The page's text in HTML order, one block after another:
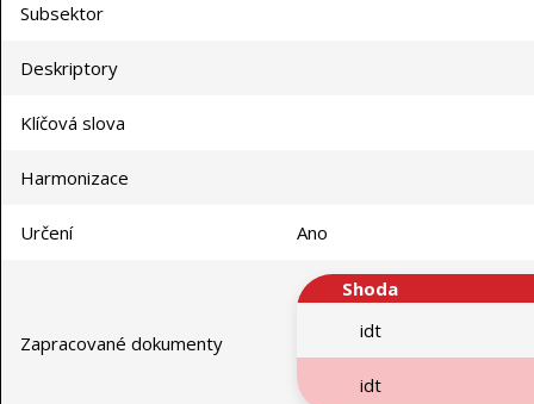
Subsektor
Deskriptory
Klíčová slova
Harmonizace
Určení Ano
Zapracované dokumenty
Shoda
idt
idt